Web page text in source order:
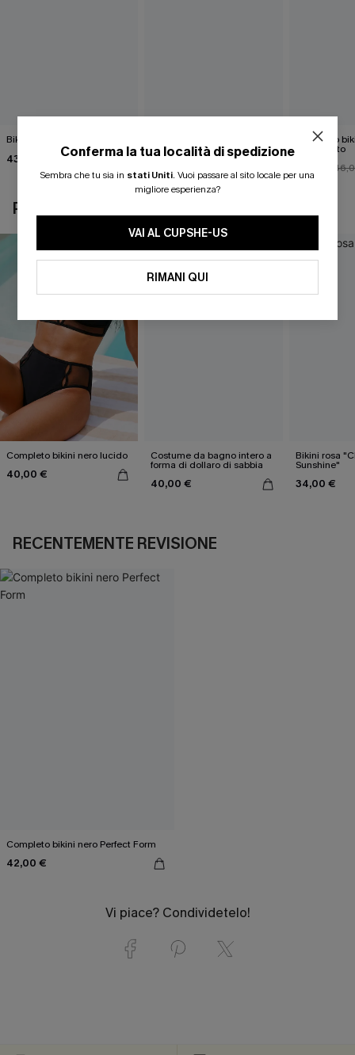
Bikini nero Coconut Kiss
43,00 €
Ready
Completo
mozzafiato
POTREBBE INTERESSARTI ANCHE
Completo bikini nero lucido
40,00 €
Costume da bagno intero a
forma di dollaro di sabbia
40,00 €
Bikini rosa
Sunshine"
34,00 €
RECENTEMENTE REVISIONE
Completo bikini nero Perfect Form
42,00 €
Vi piace? Condividetelo!
Conferma la tua località di spedizione
Sembra che tu sia in stati Uniti. Vuoi passare al sito locale per una
migliore esperienza?
VAI AL CUPSHE-US
RIMANI QUI